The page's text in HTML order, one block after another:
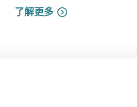
了解更多